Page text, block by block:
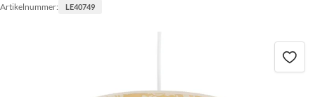
Artikelnummer: LE40749